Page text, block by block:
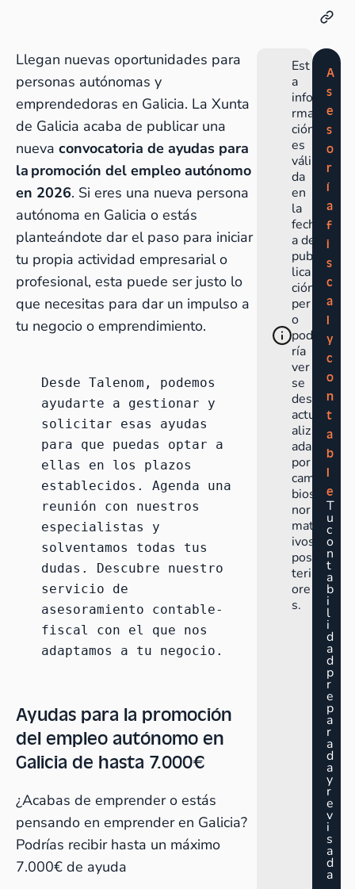
Llegan nuevas oportunidades para
personas autónomas y
emprendedoras en Galicia. La Xunta
de Galicia acaba de publicar una
nueva convocatoria de ayudas para
la promoción del empleo autónomo
en 2026. Si eres una nueva persona
autónoma en Galicia o estás
planteándote dar el paso para iniciar
tu propia actividad empresarial o
profesional, esta puede ser justo lo
que necesitas para dar un impulso a
tu negocio o emprendimiento.
Desde Talenom, podemos
ayudarte a gestionar y
solicitar esas ayudas
para que puedas optar a
ellas en los plazos
establecidos. Agenda una
reunión con nuestros
especialistas
y
solventamos todas tus
servicio de
asesoramiento contable-
fiscal con el que nos
adaptamos a tu negocio .
Ayudas para la promoción
del empleo autónomo en
Galicia de hasta 7.000€
¿Acabas de emprender o estás
pensando en emprender en Galicia?
Podrías recibir hasta un máximo
7.000€ de ayuda
Est
a
info
rma
ción
es
váli
da
en
la
fech
a de
pub
lica
ción
per
o
pod
ría
ver
se
des
actu
aliz
ada
por
cam
bios
nor
mat
ivos
pos
teri
ore
s.
A
s
e
s
o
r
í
a
f
i
s
c
a
l
y
c
o
n
t
a
b
l
e
T
u
c
o
n
t
a
b
i
l
i
d
a
d
p
r
e
p
a
r
a
d
a
y
r
e
v
i
s
a
d
a